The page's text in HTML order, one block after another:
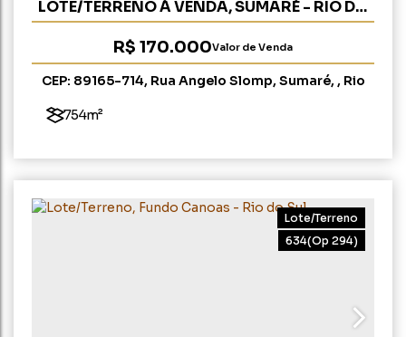
LOTE/TERRENO À VENDA, SUMARÉ - RIO DO
SUL (OP 11)
R$ 170.000Valor de Venda
CEP: 89165-714, Rua Angelo Slomp, Sumaré , Rio
754m²
634(Op 294)
Lote/Terreno